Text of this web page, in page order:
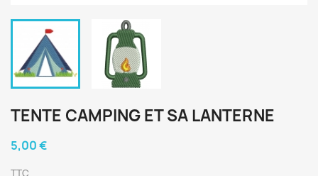
TENTE CAMPING ET SA LANTERNE
5,00 €
TTC